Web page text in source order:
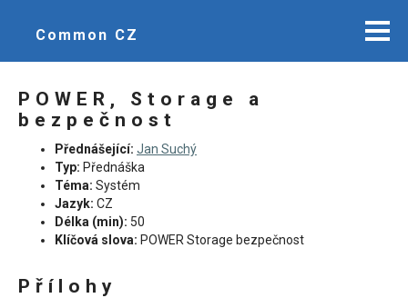
Common CZ
POWER, Storage a
bezpečnost
Přednášející: Jan Suchý
Typ: Přednáška
Téma: Systém
Jazyk: CZ
Délka (min): 50
Klíčová slova: POWER Storage bezpečnost
Přílohy